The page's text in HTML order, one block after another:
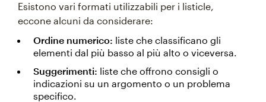
Esistono vari formati utilizzabili per i listicle,
eccone alcuni da considerare:
Ordine numerico: liste che classificano gli
elementi dal più basso al più alto o viceversa.
Suggerimenti: liste che offrono consigli o
indicazioni su un argomento o un problema
specifico.